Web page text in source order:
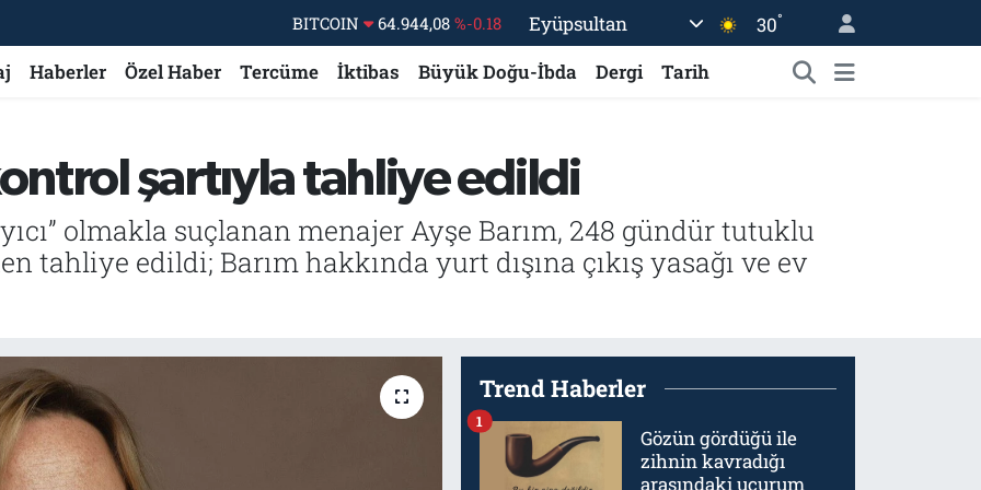
BITCOIN 64.944,08 %-0.18
DOLAR
47,7436
%0.18
GRAM ALTIN
6660.55 %0.03
BİST100
13.779 %-14
Eyüpsultan 30°
Haberler Özel Haber Tercüme İktibas Büyük Doğu-İbda Dergi Tarih
şartıyla tahliye edildi
olmakla suçlanan menajer Ayşe Barım, 248 gündür tutuklu
tahliye edildi; Barım hakkında yurt dışına çıkış yasağı ve ev
Trend Haberler
Gözün gördüğü ile
zihnin kavradığı
arasındaki uçurum
1